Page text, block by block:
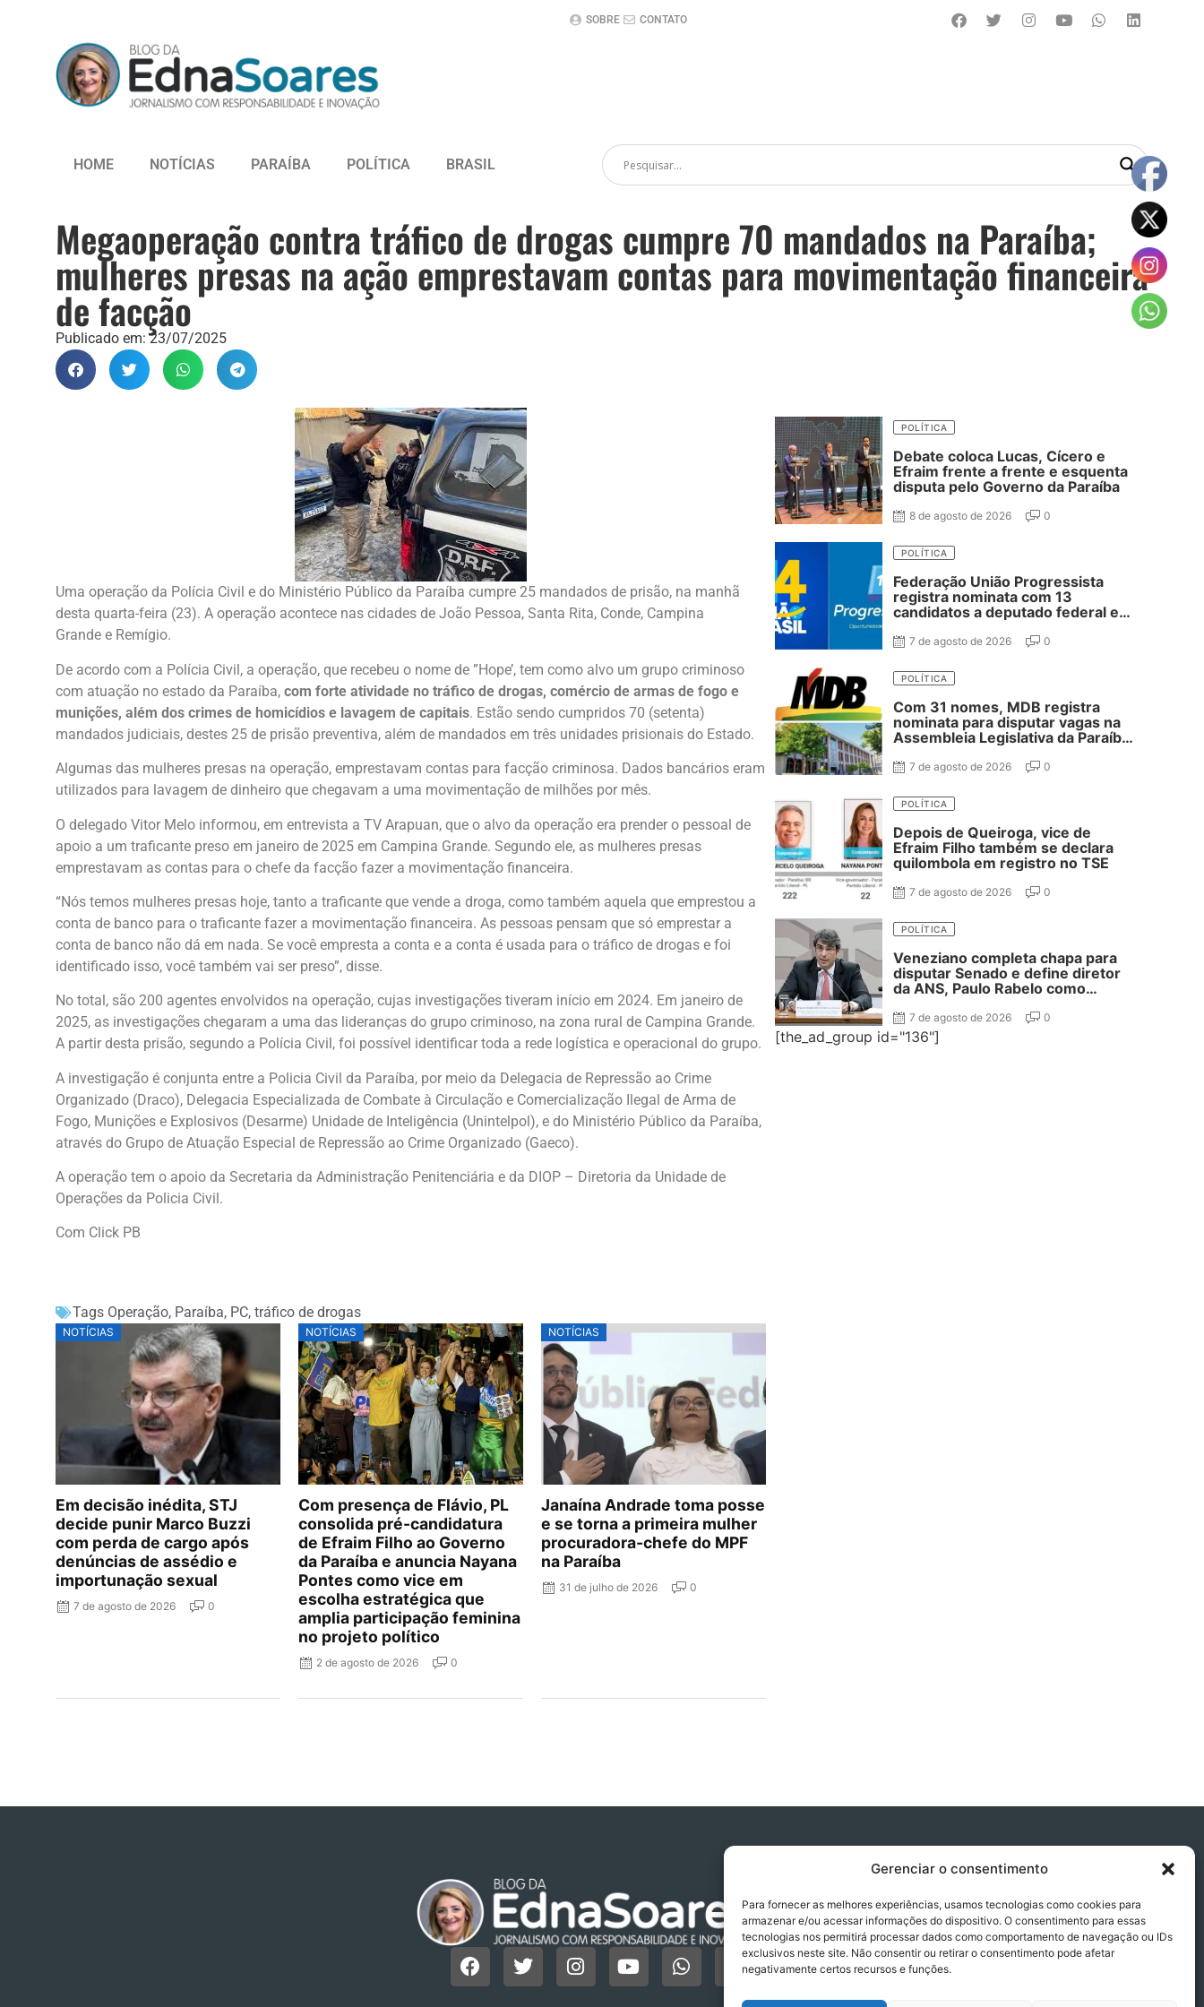
Gerenciar o consentimento
Para fornecer as melhores experiências, usamos tecnologias como cookies para
armazenar e/ou acessar informações do dispositivo. O consentimento para essas
tecnologias nos permitirá processar dados como comportamento de navegação ou IDs
exclusivos neste site. Não consentir ou retirar o consentimento pode afetar
negativamente certos recursos e funções.
SOBRE CONTATO
HOME NOTÍCIAS PARAÍBA POLÍTICA BRASIL
Megaoperação contra tráfico de drogas cumpre 70 mandados na Paraíba;
mulheres presas na ação emprestavam contas para movimentação financeira
de facção
Publicado em:23/07/2025
Uma operação da Polícia Civil e do Ministério Público da Paraíba cumpre 25 mandados de prisão, na manhã
desta quarta-feira (23). A operação acontece nas cidades de João Pessoa, Santa Rita, Conde, Campina
Grande e Remígio.
De acordo com a Polícia Civil, a operação, que recebeu o nome de ”Hope’, tem como alvo um grupo criminoso
com atuação no estado da Paraíba, com forte atividade no tráfico de drogas, comércio de armas de fogo e
munições, além dos crimes de homicídios e lavagem de capitais. Estão sendo cumpridos 70 (setenta)
mandados judiciais, destes 25 de prisão preventiva, além de mandados em três unidades prisionais do Estado.
Algumas das mulheres presas na operação, emprestavam contas para facção criminosa. Dados bancários eram
utilizados para lavagem de dinheiro que chegavam a uma movimentação de milhões por mês.
O delegado Vitor Melo informou, em entrevista a TV Arapuan, que o alvo da operação era prender o pessoal de
apoio a um traficante preso em janeiro de 2025 em Campina Grande. Segundo ele, as mulheres presas
emprestavam as contas para o chefe da facção fazer a movimentação financeira.
“Nós temos mulheres presas hoje, tanto a traficante que vende a droga, como também aquela que emprestou a
conta de banco para o traficante fazer a movimentação financeira. As pessoas pensam que só emprestar a
conta de banco não dá em nada. Se você empresta a conta e a conta é usada para o tráfico de drogas e foi
identificado isso, você também vai ser preso”, disse.
No total, são 200 agentes envolvidos na operação, cujas investigações tiveram início em 2024. Em janeiro de
2025, as investigações chegaram a uma das lideranças do grupo criminoso, na zona rural de Campina Grande.
A partir desta prisão, segundo a Polícia Civil, foi possível identificar toda a rede logística e operacional do grupo.
A investigação é conjunta entre a Policia Civil da Paraíba, por meio da Delegacia de Repressão ao Crime
Organizado (Draco), Delegacia Especializada de Combate à Circulação e Comercialização Ilegal de Arma de
Fogo, Munições e Explosivos (Desarme) Unidade de Inteligência (Unintelpol), e do Ministério Público da Paraíba,
através do Grupo de Atuação Especial de Repressão ao Crime Organizado (Gaeco).
A operação tem o apoio da Secretaria da Administração Penitenciária e da DIOP – Diretoria da Unidade de
Operações da Policia Civil.
Com Click PB
Tags Operação, Paraíba, PC, tráfico de drogas
NOTÍCIAS
Em decisão inédita, STJ
decide punir Marco Buzzi
com perda de cargo após
denúncias de assédio e
importunação sexual
7 de agosto de 2026 0
NOTÍCIAS
Com presença de Flávio, PL
consolida pré-candidatura
de Efraim Filho ao Governo
da Paraíba e anuncia Nayana
Pontes como vice em
escolha estratégica que
amplia participação feminina
no projeto político
2 de agosto de 2026 0
NOTÍCIAS
Janaína Andrade toma posse
e se torna a primeira mulher
procuradora-chefe do MPF
na Paraíba
31 de julho de 2026 0
POLÍTICA
Debate coloca Lucas, Cícero e
Efraim frente a frente e esquenta
disputa pelo Governo da Paraíba
8 de agosto de 2026 0
POLÍTICA
Federação União Progressista
registra nominata com 13
candidatos a deputado federal e
7 de agosto de 2026 0
POLÍTICA
Com 31 nomes, MDB registra
nominata para disputar vagas na
Assembleia Legislativa da Paraíba;
7 de agosto de 2026 0
POLÍTICA
Depois de Queiroga, vice de
Efraim Filho também se declara
quilombola em registro no TSE
7 de agosto de 2026 0
POLÍTICA
Veneziano completa chapa para
disputar Senado e define diretor
da ANS, Paulo Rabelo como
7 de agosto de 2026 0
[the_ad_group id="136"]